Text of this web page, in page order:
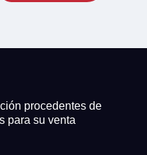
procedentes de
para su venta
Condiciones de Uso.
con ambas.